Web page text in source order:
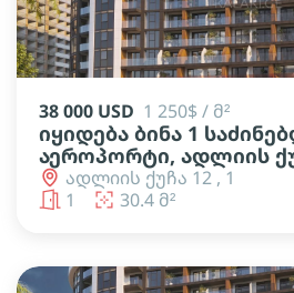
38 000 USD 1 250$ / მ²
იყიდება ბინა 1
აეროპორტი, ადლიის
ადლიის ქუჩა 12 , 1
1
30.4 მ²